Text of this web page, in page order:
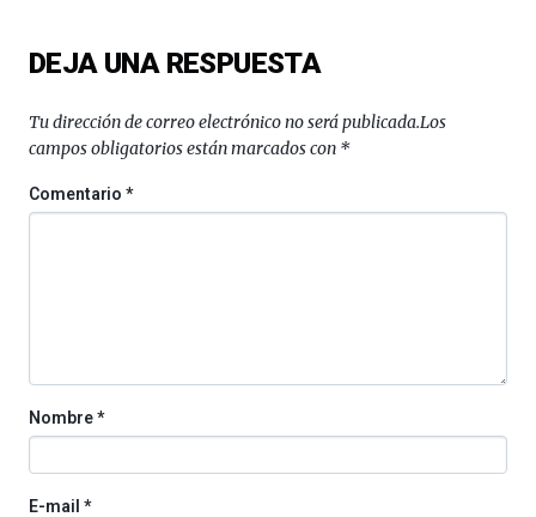
DEJA UNA RESPUESTA
Tu dirección de correo electrónico no será publicada.Los
campos obligatorios están marcados con *
Comentario*
Nombre*
E-mail *